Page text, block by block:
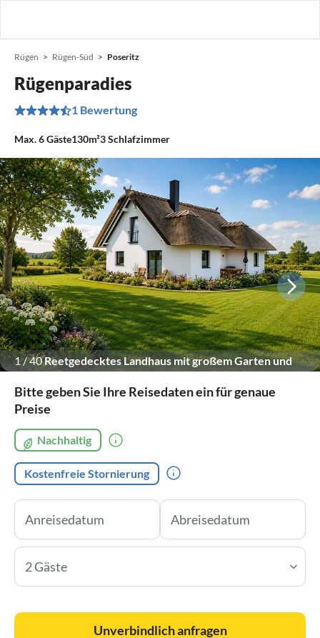
Rügen Rügen-Süd Poseritz
Rügenparadies
1 Bewertung
Max.6Gäste130m²3Schlafzimmer
1/40Reetgedecktes Landhaus mit großem Garten und
Bitte geben Sie Ihre Reisedaten ein für genaue
Preise
Nachhaltig
Kostenfreie Stornierung
2 Gäste
Unverbindlich anfragen